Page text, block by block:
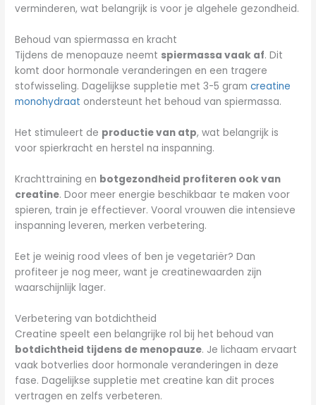
verminderen, wat belangrijk is voor je algehele gezondheid.
Behoud van spiermassa en kracht
Tijdens de menopauze neemt spiermassa vaak af. Dit
komt door hormonale veranderingen en een tragere
stofwisseling. Dagelijkse suppletie met 3-5 gramcreatine
monohydraat ondersteunt het behoud van spiermassa.
Het stimuleert de productie van atp, wat belangrijk is
voor spierkracht en herstel na inspanning.
Krachttraining en botgezondheid profiteren ook van
creatine. Door meer energie beschikbaar te maken voor
spieren, train je effectiever. Vooral vrouwen die intensieve
inspanning leveren, merken verbetering.
Eet je weinig rood vlees of ben je vegetariër? Dan
profiteer je nog meer, want je creatinewaarden zijn
waarschijnlijk lager.
Verbetering van botdichtheid
Creatine speelt een belangrijke rol bij het behoud van
botdichtheid tijdens de menopauze. Je lichaam ervaart
vaak botverlies door hormonale veranderingen in deze
fase. Dagelijkse suppletie met creatine kan dit proces
vertragen en zelfs verbeteren.